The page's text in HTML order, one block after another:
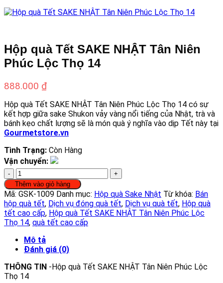
Hộp quà Tết SAKE NHẬT Tân Niên
Phúc Lộc Thọ 14
888.000 ₫
Hộp quà Tết SAKE NHẬT Tân Niên Phúc Lộc Thọ 14 có sự
kết hợp giữa sake Shukon vảy vàng nổi tiếng của Nhật, trà và
bánh kẹo chất lượng sẽ là món quà ý nghĩa vào dịp Tết này tại
Gourmetstore.vn
Tình Trạng: Còn Hàng
Vận chuyển:
Hộp
quà
Tết
SAKE
NHẬT
Tân
Niên
Phúc
Lộc
14
số
Thêm vào giỏ hàng
Mã: GSK-1009 Danh mục: Hộp quà Sake Nhật Từ khóa: Bán
hộp quà tết, Dịch vụ đóng quà tết, Dịch vụ quà tết, Hộp quà
tết cao cấp, Hộp quà Tết SAKE NHẬT Tân Niên Phúc Lộc
Thọ 14, quà tết cao cấp
Mô tả
Đánh giá (0)
THÔNG TIN -Hộp quà Tết SAKE NHẬT Tân Niên Phúc Lộc
Thọ 14